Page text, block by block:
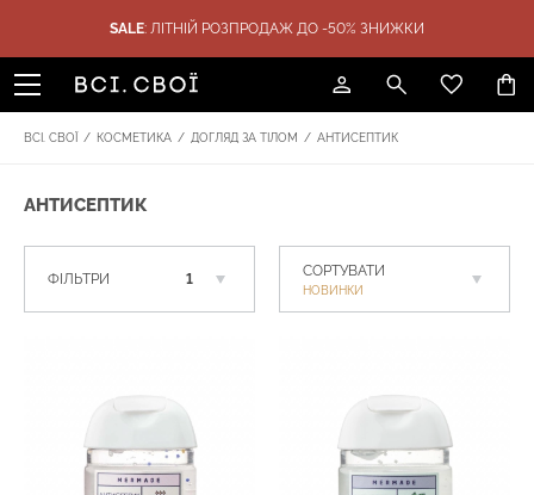
SALE: ЛІТНІЙ РОЗПРОДАЖ ДО -50% ЗНИЖКИ
ПОДАРУНКИ SALE БРЕНДИ
ВСІ. СВОЇ / КОСМЕТИКА / ДОГЛЯД ЗА ТІЛОМ / АНТИСЕПТИК
АНТИСЕПТИК
ФІЛЬТРИ 1 СОРТУВАТИ
НОВИНКИ